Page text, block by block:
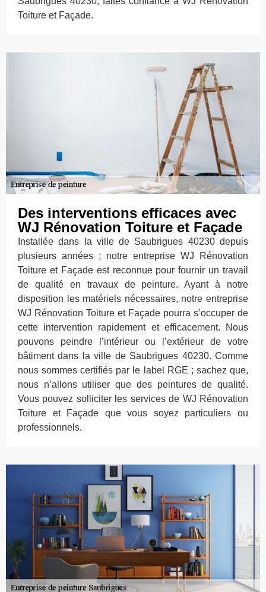
Toiture et Façade.
Des interventions efficaces avec
WJ Rénovation Toiture et Façade
Installée dans la ville de Saubrigues 40230 depuis
plusieurs années ; notre entreprise WJ Rénovation
Toiture et Façade est reconnue pour fournir un travail
de qualité en travaux de peinture. Ayant à notre
disposition les matériels nécessaires, notre entreprise
WJ Rénovation Toiture et Façade pourra s’occuper de
cette intervention rapidement et efficacement. Nous
pouvons peindre l’intérieur ou l’extérieur de votre
bâtiment dans la ville de Saubrigues 40230. Comme
nous sommes certifiés par le label RGE ; sachez que,
nous n’allons utiliser que des peintures de qualité.
Vous pouvez solliciter les services de WJ Rénovation
Toiture et Façade que vous soyez particuliers ou
professionnels.